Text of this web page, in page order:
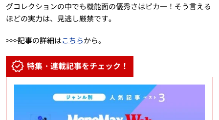
グコレクションの中でも機能面の優秀さはピカ一！そう言える
ほどの実力は、見逃し厳禁です。
>>>記事の詳細はこちらから。
特集・連載記事をチェック！